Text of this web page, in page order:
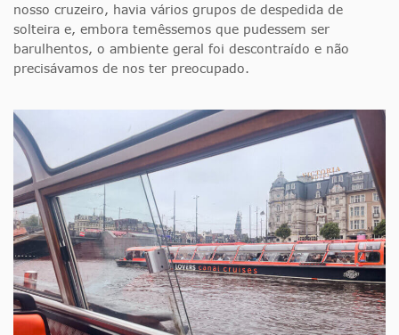
nosso cruzeiro, havia vários grupos de despedida de
solteira e, embora temêssemos que pudessem ser
barulhentos, o ambiente geral foi descontraído e não
precisávamos de nos ter preocupado.